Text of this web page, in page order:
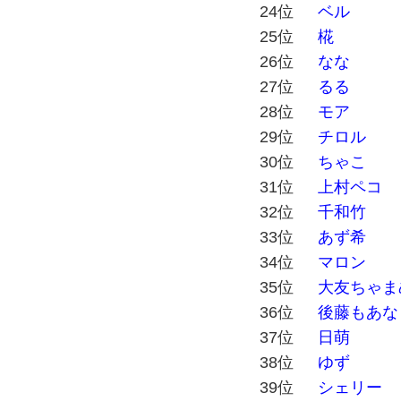
24位
ベル
25位
椛
26位
なな
27位
るる
28位
モア
29位
チロル
30位
ちゃこ
31位
上村ペコ
32位
千和竹
33位
あず希
34位
マロン
35位
大友ちゃ
36位
後藤もあな
37位
日萌
38位
ゆず
39位
シェリー